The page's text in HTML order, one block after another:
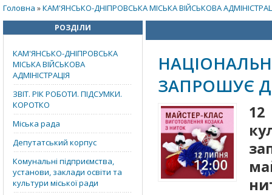
Головна »КАМ'ЯНСЬКО-ДНІПРОВСЬКА МІСЬКА ВІЙСЬКОВА
РОЗДІЛИ
КАМ'ЯНСЬКО-ДНІПРОВСЬКА
МІСЬКА ВІЙСЬКОВА
АДМІНІСТРАЦІЯ
ЗВІТ. РІК РОБОТИ. ПІДСУМКИ.
КОРОТКО
Міська рада
Депутатський корпус
Комунальні підприємства,
установи, заклади освіти та
культури міської ради
ЗАПРОШУЄ
12